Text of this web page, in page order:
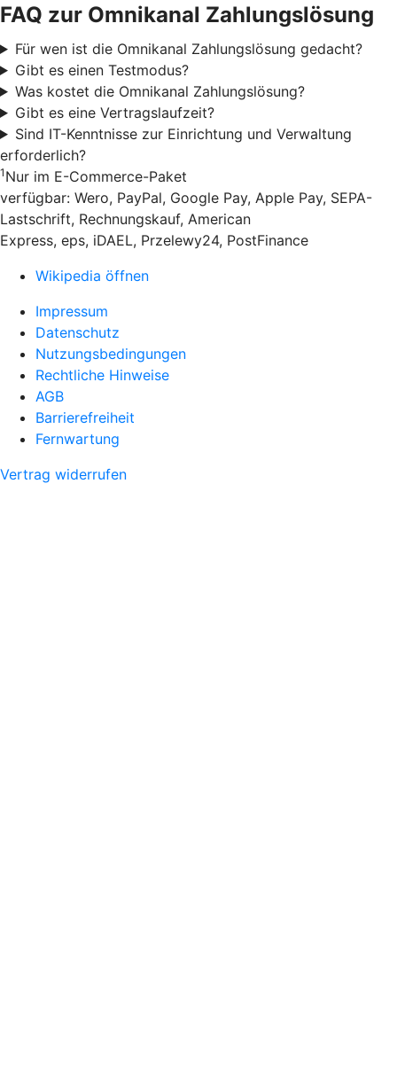
FAQ zur Omnikanal Zahlungslösung
Für wen ist die Omnikanal Zahlungslösung gedacht?
Gibt es einen Testmodus?
Was kostet die Omnikanal Zahlungslösung?
Gibt es eine Vertragslaufzeit?
Sind IT-Kenntnisse zur Einrichtung und Verwaltung
erforderlich?
1 Nur im E-Commerce-Paket
verfügbar: Wero, PayPal, Google Pay, Apple Pay, SEPA-
Lastschrift, Rechnungskauf, American
Express, eps, iDAEL, Przelewy24, PostFinance
Wikipedia öffnen
Impressum
Datenschutz
Nutzungsbedingungen
Rechtliche Hinweise
AGB
Barrierefreiheit
Fernwartung
Vertrag widerrufen